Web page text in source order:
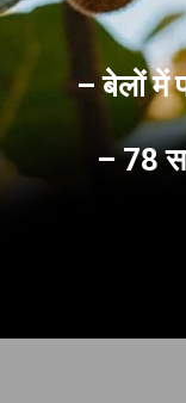
– बेलों में
– 78